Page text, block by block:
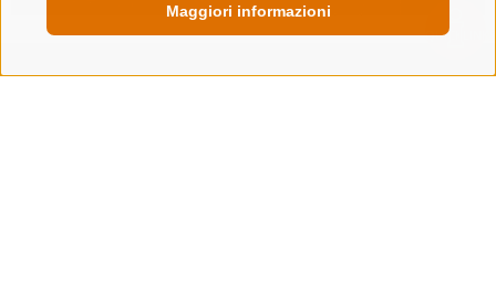
Maggiori informazioni
QUICKLINKS